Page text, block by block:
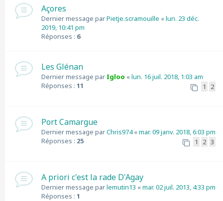
Açores
Dernier message parPietje.scramouille «lun. 23 déc.
2019, 10:41 pm
Réponses : 6
Les Glénan
Dernier message par Igloo «lun. 16 juil. 2018, 1:03 am
Réponses : 11 1 2
Port Camargue
Dernier message parChris974«mar. 09 janv. 2018, 6:03 pm
Réponses : 25 1 2 3
A priori c'est la rade D'Agay
Dernier message parlemutin13 «mar. 02 juil. 2013, 4:33 pm
Réponses : 1